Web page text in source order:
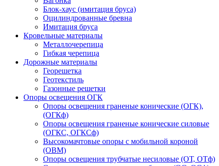
Блок-хаус (имитация бруса)
Оцилиндрованные бревна
Имитация бруса
Кровельные материалы
Металлочерепица
Гибкая черепица
Дорожные материалы
Георешетка
Геотекстиль
Газонные решетки
Опоры освещения ОГК
Опоры освещения граненые конические (ОГК),
(ОГКф)
Опоры освещения граненые конические силовые
(ОГКС, ОГКСф)
Высокомачтовые опоры с мобильной короной
(ОВМ)
Опоры освещения трубчатые несиловые (ОТ, ОТф)